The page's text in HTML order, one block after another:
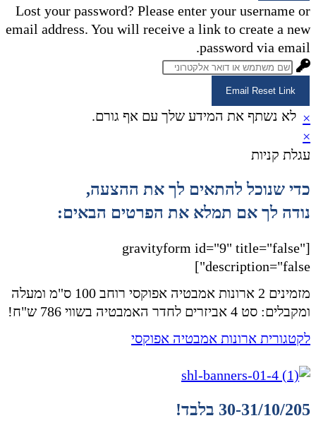
Lost your password? Please enter your username or
email address. You will receive a link to create a new
password via email.
Email Reset Link
לא נשתף את המידע שלך עם אף גורם. ×
×
עגלת קניות
כדי שנוכל להתאים לך את ההצעה,
נודה לך אם תמלא את הפרטים הבאים:
[gravityform id="9" title="false"
description="false"]
מזמינים 2 ארונות אמבטיה אפוקסי רוחב 100 ס"מ ומעלה
ומקבלים: סט 4 אביזרים לחדר האמבטיה בשווי 786 ש"ח!
לקטגורית ארונות אמבטיה אפוקסי
30-31/10/205 בלבד!